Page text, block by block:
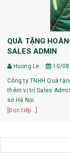
QUÀ TẶNG
SALES ADMIN
Huong Le 10/
Công ty TNHH Quà
thêm vị trí Sales
sở Hà Nội.
[Đọc tiếp...]